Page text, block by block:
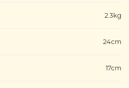
2.3kg
24cm
17cm